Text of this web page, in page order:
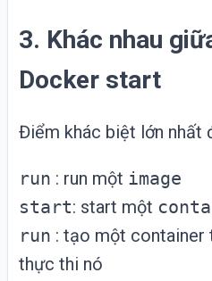
3. Khác nhau
Docker start
Điểm khác biệt lớn nhất
run : run một image
start: start một
run : tạo một container
thực thi nó